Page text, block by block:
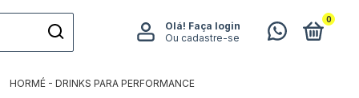
Olá! Faça login
Ou cadastre-se
0
HORMÉ - DRINKS PARA PERFORMANCE